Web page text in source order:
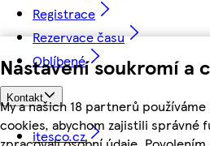
Nastavení soukromí a
My a našich 18 partnerů
cookies, abychom zajistili správné
Registrace
Rezervace času
Oblíbené
Kontakt
itesco.cz